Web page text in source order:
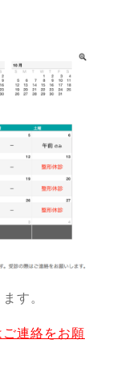
す。
連絡をお願